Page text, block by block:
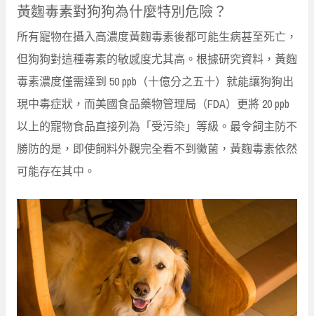
黃麴毒素對狗狗為什麼特別危險？
所有寵物在攝入高濃度黃麴毒素後都可能生病甚至死亡，
但狗狗對這種毒素的敏感度尤其高。根據研究資料，黃麴
毒素濃度僅需達到 50 ppb（十億分之五十）就能讓狗狗出
現中毒症狀，而美國食品藥物管理局（FDA）更將 20 ppb
以上的寵物食品直接列為「受污染」等級。最令飼主防不
勝防的是，即使飼料外觀完全看不到黴菌，黃麴毒素依然
可能存在其中。